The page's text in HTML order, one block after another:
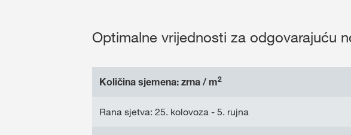
Optimalne vrijednosti za odgovarajuću
Količina sjemena: zrna / m2
Rana sjetva: 25. kolovoza - 5. rujna